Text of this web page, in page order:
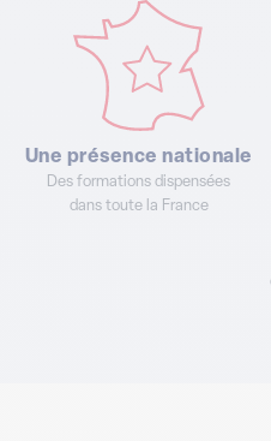
Une présence nationale
Des formations dispensées
dans toute la France